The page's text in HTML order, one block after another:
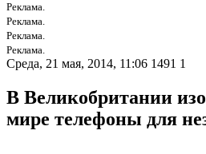
Реклама.
Реклама.
Реклама.
Реклама.
Среда, 21 мая, 2014, 11:06 1491 1
В Великобритании
мире телефоны для